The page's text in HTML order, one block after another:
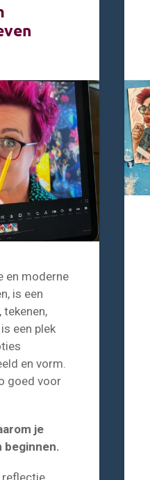
en moderne
is een
tekenen,
een plek
en vorm.
goed voor
je
beginnen.
reflectie